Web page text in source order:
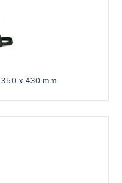
350 x 430 mm